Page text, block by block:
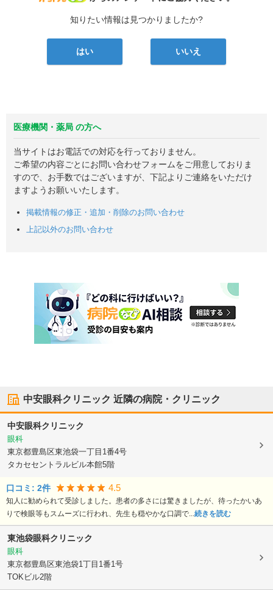
知りたい情報は見つかりましたか?
はい いいえ
医療機関・薬局 の方へ
当サイトはお電話での対応を行っておりません。
ご希望の内容ごとにお問い合わせフォームをご用意しておりま
すので、お手数ではございますが、下記よりご連絡をいただけ
ますようお願いいたします。
掲載情報の修正・追加・削除のお問い合わせ
上記以外のお問い合わせ
中安眼科クリニック 近隣の病院・クリニック
中安眼科クリニック
眼科
東京都豊島区東池袋一丁目1番4号
タカセセントラルビル本館5階
口コミ: 2件 4.5
知人に勧められて受診しました。患者の多さには驚きましたが、待ったかいあ
りで検眼等もスムーズに行われ、先生も穏やかな口調で...続きを読む
東池袋眼科クリニック
眼科
東京都豊島区東池袋1丁目1番1号
TOKビル2階